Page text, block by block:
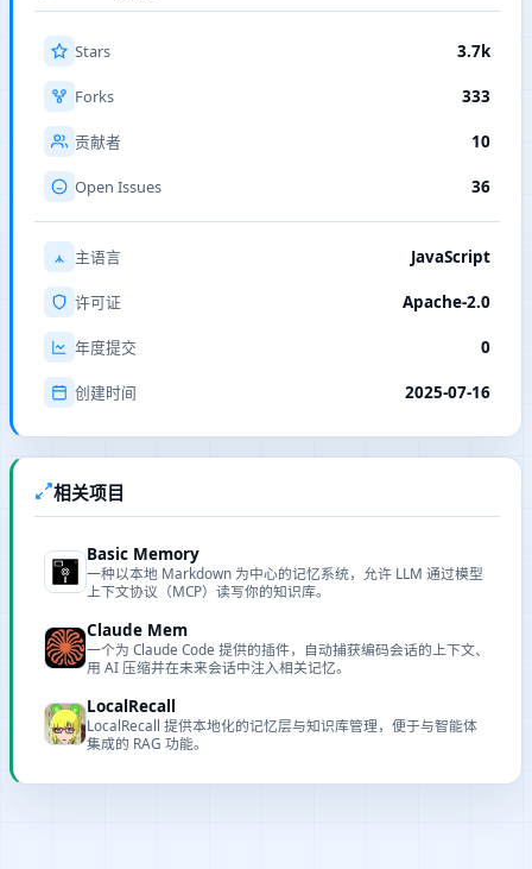
Stars 3.7k
Forks 333
贡献者 10
Open Issues 36
主语言 JavaScript
许可证 Apache-2.0
年度提交 0
创建时间 2025-07-16
相关项目
Basic Memory
一种以本地 Markdown 为中心的记忆系统，允许 LLM 通过模型
上下文协议（MCP）读写你的知识库。
Claude Mem
一个为 Claude Code 提供的插件，自动捕获编码会话的上下文、
用 AI 压缩并在未来会话中注入相关记忆。
LocalRecall
LocalRecall 提供本地化的记忆层与知识库管理，便于与智能体
集成的 RAG 功能。